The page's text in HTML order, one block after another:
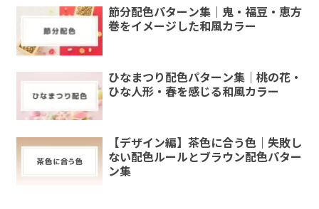
節分配色パターン集｜鬼・福豆・恵方
巻をイメージした和風カラー
ひなまつり配色パターン集｜桃の花・
ひな人形・春を感じる和風カラー
【デザイン編】茶色に合う色｜失敗し
ない配色ルールとブラウン配色パター
ン集